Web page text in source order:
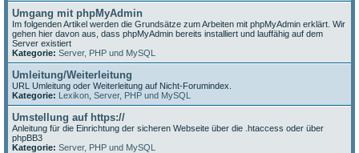
Umgang mit phpMyAdmin
Im folgenden Artikel werden die Grundsätze zum Arbeiten mit phpMyAdmin erklärt. Wir
gehen hier davon aus, dass phpMyAdmin bereits installiert und lauffähig auf dem
Server existiert
Kategorie: Server, PHP und MySQL
Umleitung/Weiterleitung
URL Umleitung oder Weiterleitung auf Nicht-Forumindex.
Kategorie: Lexikon Server, PHP und MySQL
Umstellung auf https://
Anleitung für die Einrichtung der sicheren Webseite über die .htaccess oder über
phpBB3
Kategorie: Server, PHP und MySQL